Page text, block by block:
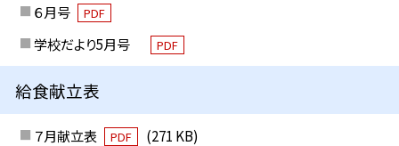
６月号
PDF
学校だより5月号 PDF
給食献立表
７月献立表 PDF
(271 KB)